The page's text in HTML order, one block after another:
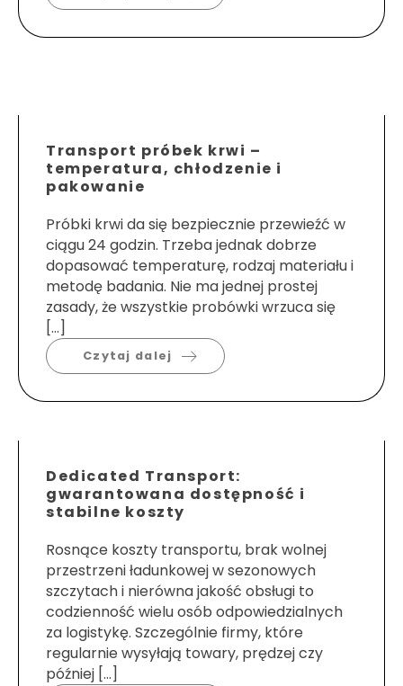
Transport próbek krwi –
temperatura, chłodzenie i
pakowanie
Próbki krwi da się bezpiecznie przewieźć w
ciągu 24 godzin. Trzeba jednak dobrze
dopasować temperaturę, rodzaj materiału i
metodę badania. Nie ma jednej prostej
zasady, że wszystkie probówki wrzuca się
[…]
Czytaj dalej
Dedicated Transport:
gwarantowana dostępność i
stabilne koszty
Rosnące koszty transportu, brak wolnej
przestrzeni ładunkowej w sezonowych
szczytach i nierówna jakość obsługi to
codzienność wielu osób odpowiedzialnych
za logistykę. Szczególnie firmy, które
regularnie wysyłają towary, prędzej czy
później […]